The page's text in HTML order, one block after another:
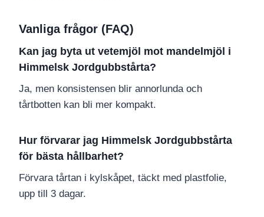
Vanliga frågor (FAQ)
Kan jag byta ut vetemjöl mot mandelmjöl i
Himmelsk Jordgubbstårta?
Ja, men konsistensen blir annorlunda och
tårtbotten kan bli mer kompakt.
Hur förvarar jag Himmelsk Jordgubbstårta
för bästa hållbarhet?
Förvara tårtan i kylskåpet, täckt med plastfolie,
upp till 3 dagar.